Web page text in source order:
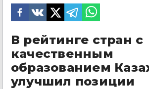
В рейтинге стран с
качественным
образованием
улучшил позиции